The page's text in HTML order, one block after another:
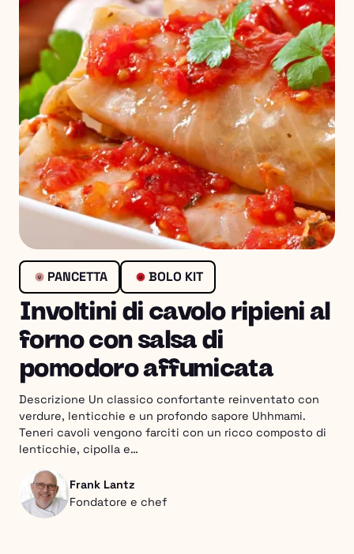
PANCETTA BOLO KIT
Involtini di cavolo ripieni al
forno con salsa di
pomodoro affumicata
Descrizione Un classico confortante reinventato con
verdure, lenticchie e un profondo sapore Uhhmami.
Teneri cavoli vengono farciti con un ricco composto di
lenticchie, cipolla e…
Frank Lantz
Fondatore e chef